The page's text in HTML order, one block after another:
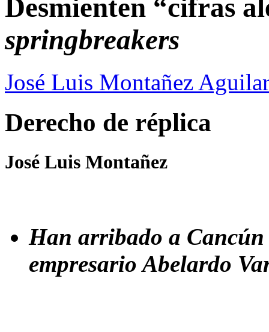
Desmienten “cifras
springbreakers
José Luis Montañez Aguilar
Derecho de réplica
José Luis Montañez
Han arribado a Cancún
empresario Abelardo